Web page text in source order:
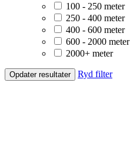
100 - 250 meter
250 - 400 meter
400 - 600 meter
600 - 2000 meter
2000+ meter
Opdater resultater Ryd filter